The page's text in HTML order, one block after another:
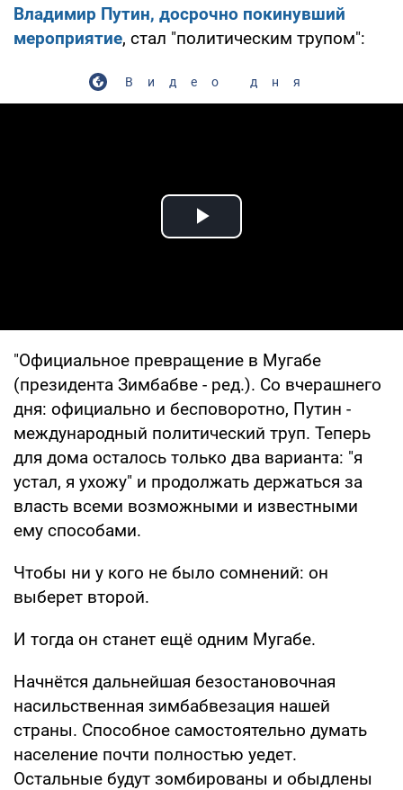
Владимир Путин, досрочно покинувший
мероприятие, стал "политическим трупом":
Видео дня
Play Video
"Официальное превращение в Мугабе
(президента Зимбабве - ред.). Со вчерашнего
дня: официально и бесповоротно, Путин -
международный политический труп. Теперь
для дома осталось только два варианта: "я
устал, я ухожу" и продолжать держаться за
власть всеми возможными и известными
ему способами.
Чтобы ни у кого не было сомнений: он
выберет второй.
И тогда он станет ещё одним Мугабе.
Начнётся дальнейшая безостановочная
насильственная зимбабвезация нашей
страны. Способное самостоятельно думать
население почти полностью уедет.
Остальные будут зомбированы и обыдлены